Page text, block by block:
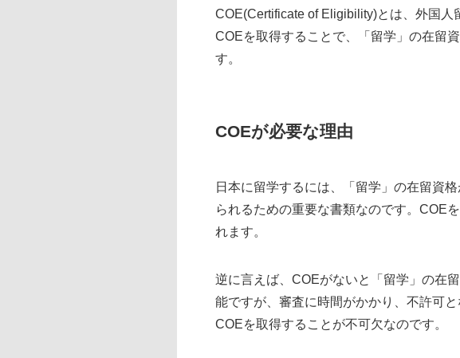
COE(Certificate of Eligibility)とは、外国人
COEを取得することで、「留学」の在留
す。
COEが必要な理由
日本に留学するには、「留学」の在留資
られるための重要な書類なのです。COE
れます。
逆に言えば、COEがないと「留学」の在
能ですが、審査に時間がかかり、不許可
COEを取得することが不可欠なのです。